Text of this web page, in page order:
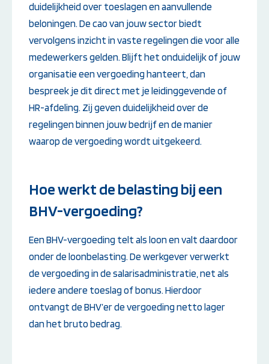
duidelijkheid over toeslagen en aanvullende
beloningen. De cao van jouw sector biedt
vervolgens inzicht in vaste regelingen die voor alle
medewerkers gelden. Blijft het onduidelijk of jouw
organisatie een vergoeding hanteert, dan
bespreek je dit direct met je leidinggevende of
HR-afdeling. Zij geven duidelijkheid over de
regelingen binnen jouw bedrijf en de manier
waarop de vergoeding wordt uitgekeerd.
Hoe werkt de belasting bij een
BHV-vergoeding?
Een BHV-vergoeding telt als loon en valt daardoor
onder de loonbelasting. De werkgever verwerkt
de vergoeding in de salarisadministratie, net als
iedere andere toeslag of bonus. Hierdoor
ontvangt de BHV’er de vergoeding netto lager
dan het bruto bedrag.